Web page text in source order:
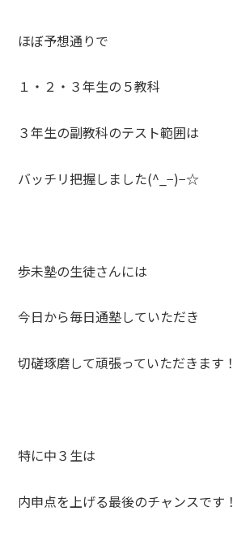
ほぼ予想通りで
１・２・３年生の５教科
３年生の副教科のテスト範囲は
バッチリ把握しました(^_−)−☆
歩未塾の生徒さんには
今日から毎日通塾していただき
切磋琢磨して頑張っていただきます！
特に中３生は
内申点を上げる最後のチャンスです！